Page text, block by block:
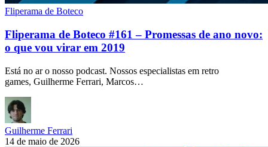
Fliperama de Boteco
Fliperama de Boteco #161 – Promessas de ano novo:
o que vou virar em 2019
Está no ar o nosso podcast. Nossos especialistas em retro
games, Guilherme Ferrari, Marcos…
Guilherme Ferrari
14 de maio de 2026